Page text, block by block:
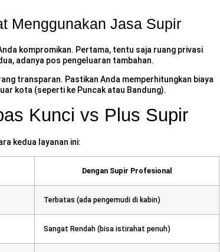
Menggunakan Jasa Supir
kompromikan. Pertama, tentu saja ruang privasi
adanya pos pengeluaran tambahan.
transparan. Pastikan Anda memperhitungkan biaya
kota (seperti ke Puncak atau Bandung).
Kunci vs Plus Supir
kedua layanan ini:
Dengan Supir Profesional
Terbatas (ada pengemudi di kabin)
Sangat Rendah (bisa istirahat penuh)